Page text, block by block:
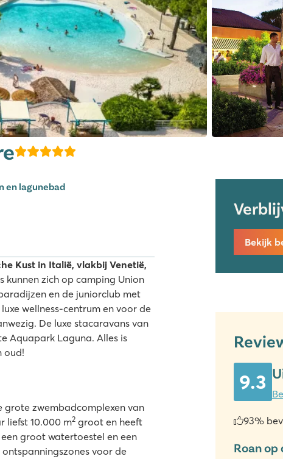
Bekijk
9.3
93%
Roan op
en lagunebad
Kust in Italië, vlakbij Venetië,
kunnen zich op camping Union
en de juniorclub met
wellness-centrum en voor de
De luxe stacaravans van
Aquapark Laguna. Alles is
oud!
grote zwembadcomplexen van
liefst 10.000 m2 groot en heeft
groot watertoestel en een
voor de